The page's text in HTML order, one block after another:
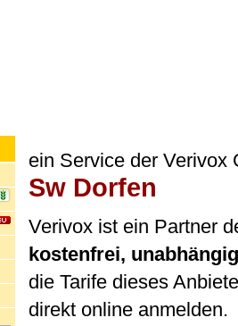
ein Service der Verivox
Sw Dorfen
Verivox ist ein Partner
kostenfrei,
die Tarife dieses
direkt online anmelden.